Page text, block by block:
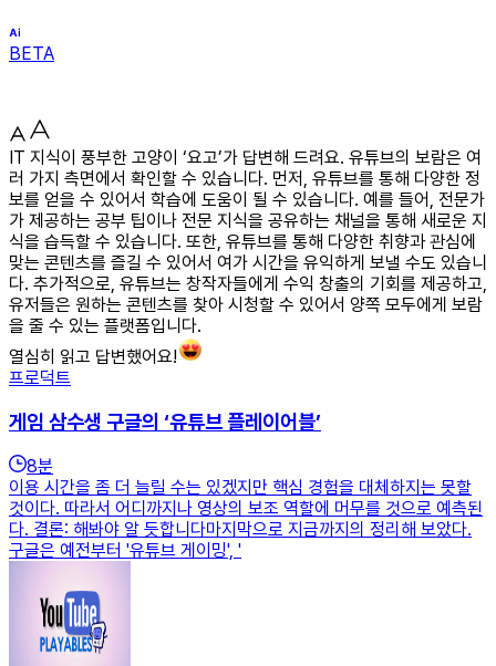
BETA
IT 지식이 풍부한 고양이 ‘요고’가 답변해 드려요. 유튜브의 보람은 여
러 가지 측면에서 확인할 수 있습니다. 먼저, 유튜브를 통해 다양한 정
보를 얻을 수 있어서 학습에 도움이 될 수 있습니다. 예를 들어, 전문가
가 제공하는 공부 팁이나 전문 지식을 공유하는 채널을 통해 새로운 지
식을 습득할 수 있습니다. 또한, 유튜브를 통해 다양한 취향과 관심에
맞는 콘텐츠를 즐길 수 있어서 여가 시간을 유익하게 보낼 수도 있습니
다. 추가적으로, 유튜브는 창작자들에게 수익 창출의 기회를 제공하고,
유저들은 원하는 콘텐츠를 찾아 시청할 수 있어서 양쪽 모두에게 보람
을 줄 수 있는 플랫폼입니다.
열심히 읽고 답변했어요!
프로덕트
게임 삼수생 구글의 ‘유튜브 플레이어블’
8분
이용 시간을 좀 더 늘릴 수는 있겠지만 핵심 경험을 대체하지는 못할
것이다. 따라서 어디까지나 영상의 보조 역할에 머무를 것으로 예측된
다. 결론: 해봐야 알 듯합니다마지막으로 지금까지의 정리해 보았다.
구글은 예전부터 '유튜브 게이밍', '